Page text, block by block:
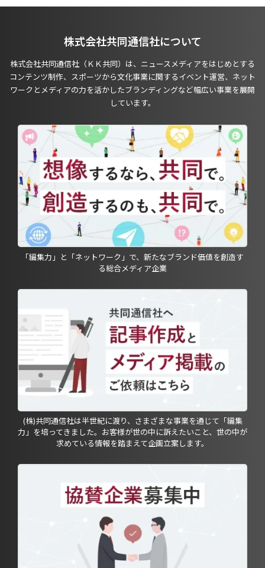
株式会社共同通信社について
株式会社共同通信社（ＫＫ共同）は、ニュースメディアをはじめとする
コンテンツ制作、スポーツから文化事業に関するイベント運営、ネット
ワークとメディアの力を活かしたブランディングなど幅広い事業を展開
しています。
「編集力」と「ネットワーク」で、新たなブランド価値を創造す
る総合メディア企業
(株)共同通信社は半世紀に渡り、さまざまな事業を通じて「編集
力」を培ってきました。お客様が世の中に訴えたいこと、世の中が
求めている情報を踏まえて企画立案します。